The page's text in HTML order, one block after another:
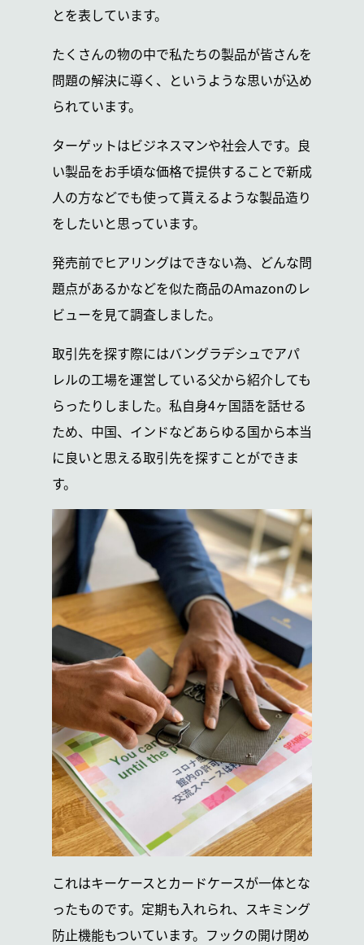
とを表しています。
たくさんの物の中で私たちの製品が皆さんを
問題の解決に導く、というような思いが込め
られています。
ターゲットはビジネスマンや社会人です。良
い製品をお手頃な価格で提供することで新成
人の方などでも使って貰えるような製品造り
をしたいと思っています。
発売前でヒアリングはできない為、どんな問
題点があるかなどを似た商品のAmazonのレ
ビューを見て調査しました。
取引先を探す際にはバングラデシュでアパ
レルの工場を運営している父から紹介しても
らったりしました。私自身4ヶ国語を話せる
ため、中国、インドなどあらゆる国から本当
に良いと思える取引先を探すことができま
す。
これはキーケースとカードケースが一体とな
ったものです。定期も入れられ、スキミング
防止機能もついています。フックの開け閉め